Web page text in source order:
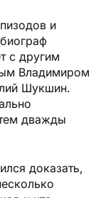
и
с другим
Владимиром
Шукшин.
дважды
доказать,